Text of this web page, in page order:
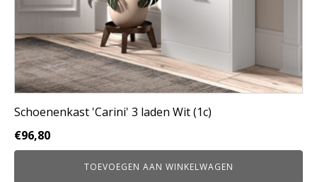
Schoenenkast 'Carini' 3 laden Wit (1c)
€96,80
TOEVOEGEN AAN WINKELWAGEN